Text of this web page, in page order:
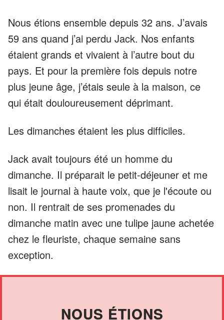
Nous étions ensemble depuis 32 ans. J’avais
59 ans quand j’ai perdu Jack. Nos enfants
étaient grands et vivaient à l’autre bout du
pays. Et pour la première fois depuis notre
plus jeune âge, j’étais seule à la maison, ce
qui était douloureusement déprimant.
Les dimanches étaient les plus difficiles.
Jack avait toujours été un homme du
dimanche. Il préparait le petit-déjeuner et me
lisait le journal à haute voix, que je l'écoute ou
non. Il rentrait de ses promenades du
dimanche matin avec une tulipe jaune achetée
chez le fleuriste, chaque semaine sans
exception.
NOUS ÉTIONS